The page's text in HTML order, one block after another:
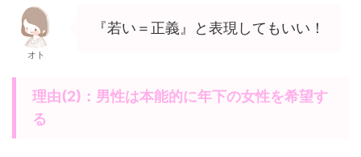
オト
『若い＝正義』と表現してもいい！
理由(2)：男性は本能的に年下の女性を希望す
る